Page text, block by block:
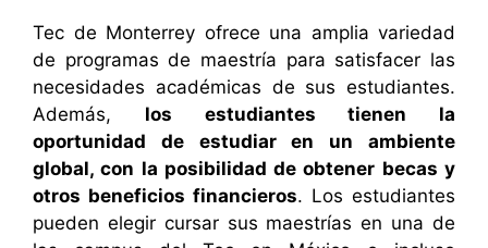
Tec de Monterrey ofrece una amplia variedad
de programas de maestría para satisfacer las
necesidades académicas de sus estudiantes.
Además, los estudiantes tienen la
oportunidad de estudiar en un ambiente
global, con la posibilidad de obtener becas y
otros beneficios financieros. Los estudiantes
pueden elegir cursar sus maestrías en una de